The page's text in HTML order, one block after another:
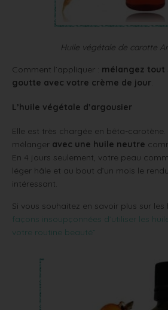
Huile végétale de carotte
Comment l’appliquer : mélangez tout
goutte avec votre crème de jour
L’huile végétale d’argousier
Elle est très chargée en bêta-
mélanger avec une huile neutre
En 4 jours seulement, votre peau
léger hâle et au bout d’un mois le
intéressant.
Si vous souhaitez en savoir plus sur les
façons insoupçonnées d’utiliser les
votre routine beauté”